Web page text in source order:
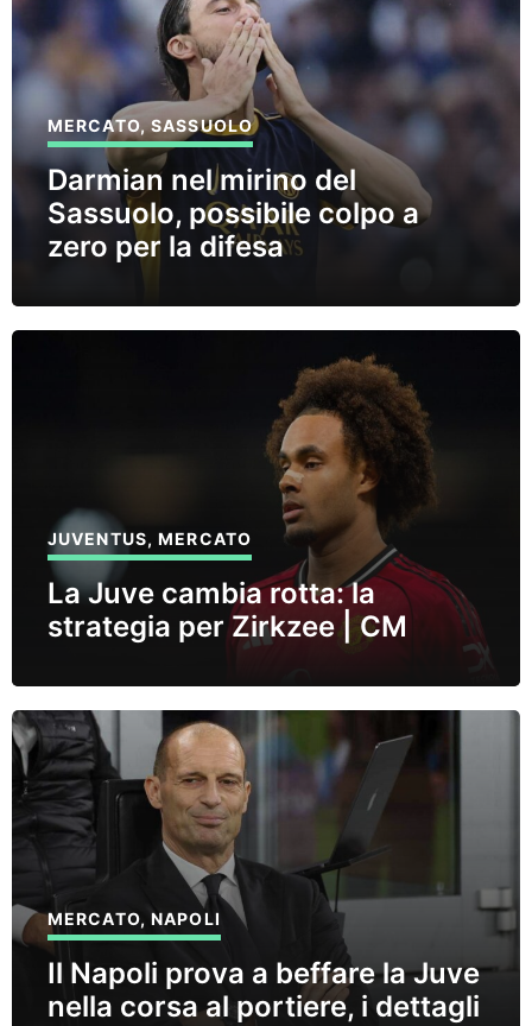
MERCATO,SASSUOLO
Darmian nel mirino del
Sassuolo, possibile colpo a
zero per la difesa
JUVENTUS,MERCATO
La Juve cambia rotta: la
strategia per Zirkzee | CM
MERCATO, NAPOLI
Il Napoli prova a beffare la Juve
nella corsa al portiere, i dettagli